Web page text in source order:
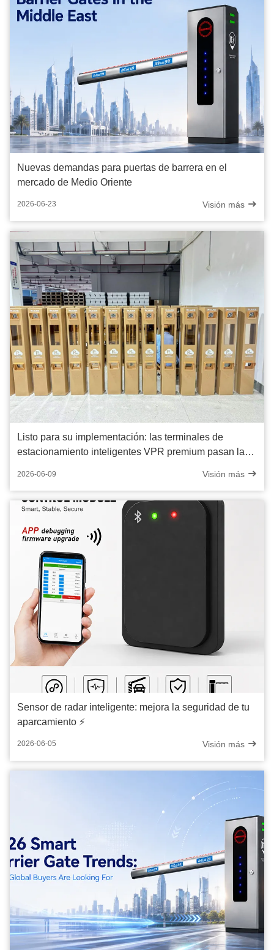
Nuevas demandas para puertas de barrera en el
mercado de Medio Oriente
2026-06-23 Visión más
Listo para su implementación: las terminales de
estacionamiento inteligentes VPR premium pasan la
2026-06-09 Visión más
Sensor de radar inteligente: mejora la seguridad de tu
aparcamiento ⚡️
2026-06-05 Visión más